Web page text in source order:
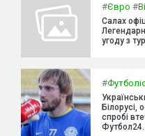
#Євро #
Салах
угоду з
#
Білорусі,
спробі
Футбол24.